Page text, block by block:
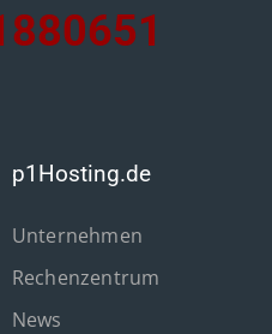
p1Hosting.de
Unternehmen
Rechenzentrum
News